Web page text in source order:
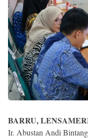
Merdeka
BARRU,
Ir. Abustan Andi